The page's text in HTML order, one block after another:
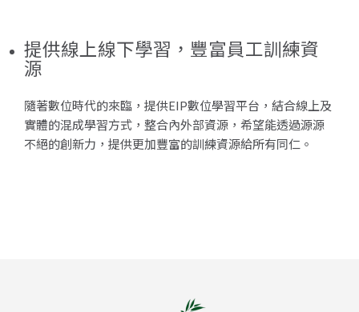
提供線上線下學習，豐富員工訓練資
源
隨著數位時代的來臨，提供EIP數位學習平台，結合線上及
實體的混成學習方式，整合內外部資源，希望能透過源源
不絕的創新力，提供更加豐富的訓練資源給所有同仁。